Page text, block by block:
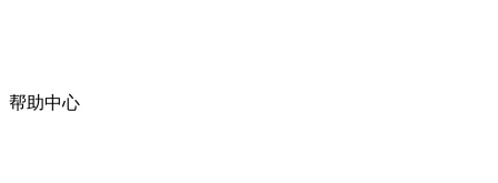
帮助中心